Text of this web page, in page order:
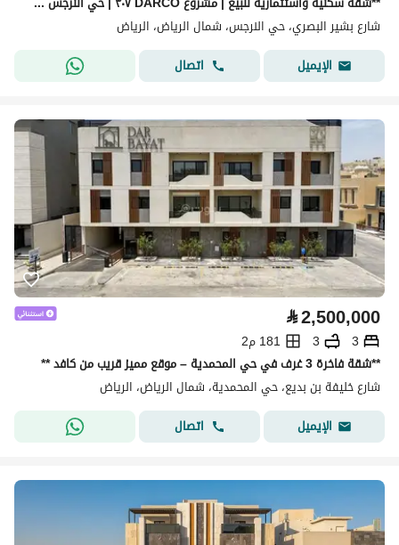
شارع بشير البصري، حي النرجس، شمال الرياض، الرياض
الإيميل
اتصال
⃁2,500,000
3
3
181 م2
**شقة فاخرة 3 غرف في حي المحمدية – موقع مميز قريب من كافد **
شارع خليفة بن بديع، حي المحمدية، شمال الرياض، الرياض
الإيميل
اتصال